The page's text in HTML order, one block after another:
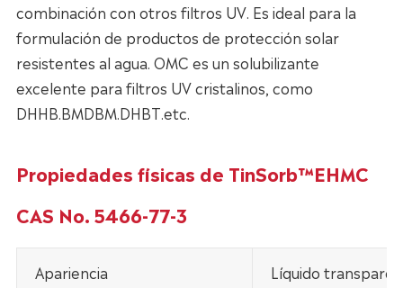
combinación con otros filtros UV. Es ideal para la
formulación de productos de protección solar
resistentes al agua. OMC es un solubilizante
excelente para filtros UV cristalinos, como
DHHB.BMDBM.DHBT.etc.
Propiedades físicas de TinSorb™EHMC
CAS No. 5466-77-3
Apariencia Líquido